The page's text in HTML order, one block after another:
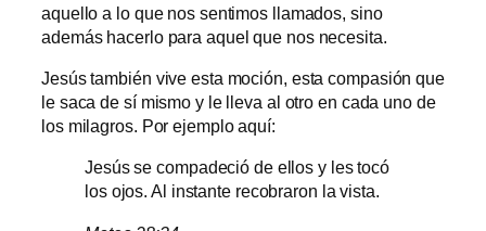
aquello a lo que nos sentimos llamados, sino
además hacerlo para aquel que nos necesita.
Jesús también vive esta moción, esta compasión que
le saca de sí mismo y le lleva al otro en cada uno de
los milagros. Por ejemplo aquí:
Jesús se compadeció de ellos y les tocó
los ojos. Al instante recobraron la vista.